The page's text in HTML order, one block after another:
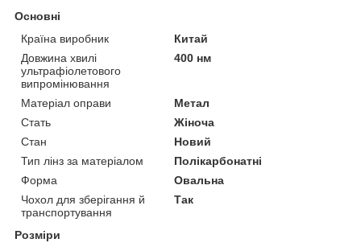
Основні
Країна виробник
Китай
Довжина хвилі
ультрафіолетового
випромінювання
400 нм
Матеріал оправи
Метал
Стать
Жіноча
Стан
Новий
Тип лінз за матеріалом
Полікарбонатні
Форма
Овальна
Чохол для зберігання й
транспортування
Так
Розміри